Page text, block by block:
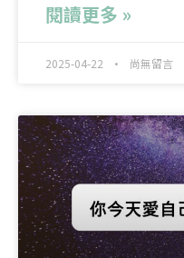
閱讀更多 »
2025-04-22 尚無留言